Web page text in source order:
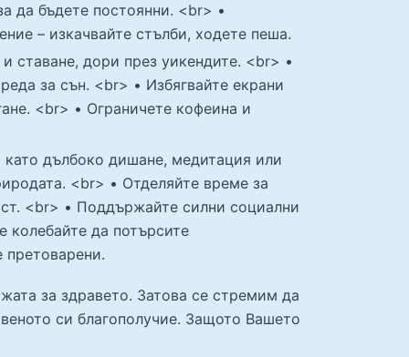
да бъдете постоянни. <br> •
– изкачвайте стълби, ходете пеша.
ставане, дори през уикендите. <br> •
за сън. <br> • Избягвайте екрани
<br> • Ограничете кофеина и
дълбоко дишане, медитация или
<br> • Отделяйте време за
<br> • Поддържайте силни социални
колебайте да потърсите
за здравето. Затова се стремим да
си благополучие. Защото Вашето